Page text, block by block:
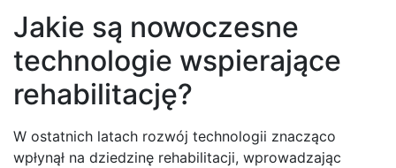
Jakie są nowoczesne
technologie wspierające
rehabilitację?
W ostatnich latach rozwój technologii znacząco
wpłynął na dziedzinę rehabilitacji, wprowadzając